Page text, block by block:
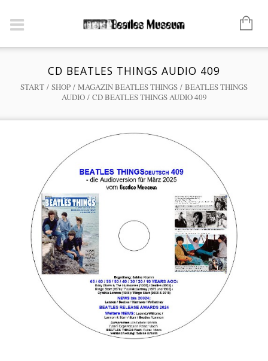
CD BEATLES THINGS AUDIO 409
START / SHOP / MAGAZIN BEATLES THINGS / BEATLES THINGS
AUDIO/ CD BEATLES THINGS AUDIO 409